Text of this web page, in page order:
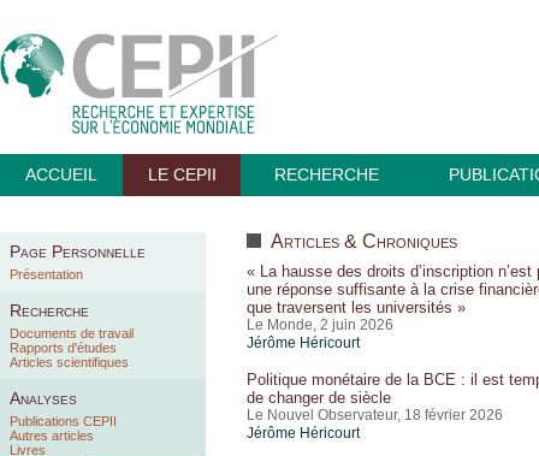
ACCUEIL LE CEPII RECHERCHE
Page Personnelle
Présentation
Recherche
Documents de travail
Rapports d'études
Articles scientifiques
Analyses
Publications CEPII
Autres articles
Livres
Articles & Chroniques
« La hausse des droits d’inscription n’est
une réponse suffisante à la crise
que traversent les universités »
Le Monde, 2 juin 2026
Jérôme Héricourt
Politique monétaire de la BCE : il est
de changer de siècle
Le Nouvel Observateur, 18 février 2026
Jérôme Héricourt